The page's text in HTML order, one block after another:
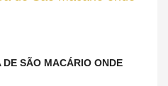
DE SÃO MACÁRIO ONDE